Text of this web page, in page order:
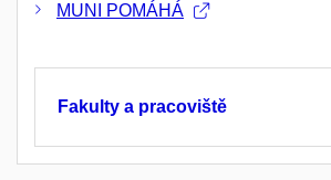
MUNI POMÁHÁ
Fakulty a pracoviště